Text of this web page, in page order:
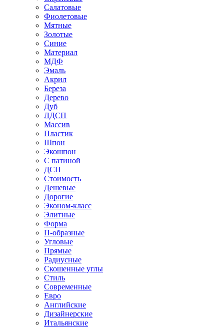
Салатовые
Фиолетовые
Мятные
Золотые
Синие
Материал
МДФ
Эмаль
Акрил
Береза
Дерево
Дуб
ЛДСП
Массив
Пластик
Шпон
Экошпон
С патиной
ДСП
Стоимость
Дешевые
Дорогие
Эконом-класс
Элитные
Форма
П-образные
Угловые
Прямые
Радиусные
Скошенные углы
Стиль
Современные
Евро
Английские
Дизайнерские
Итальянские